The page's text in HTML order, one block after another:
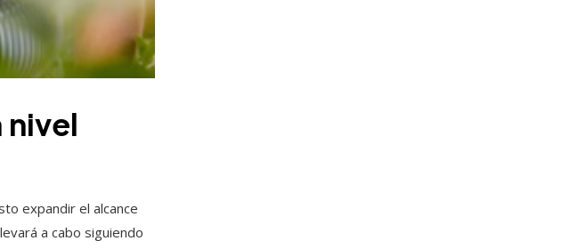
nivel
expandir el alcance
a cabo siguiendo